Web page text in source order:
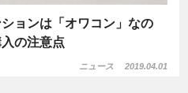
ションは「オワコン」なの
の注意点
ニュース 2019.04.01